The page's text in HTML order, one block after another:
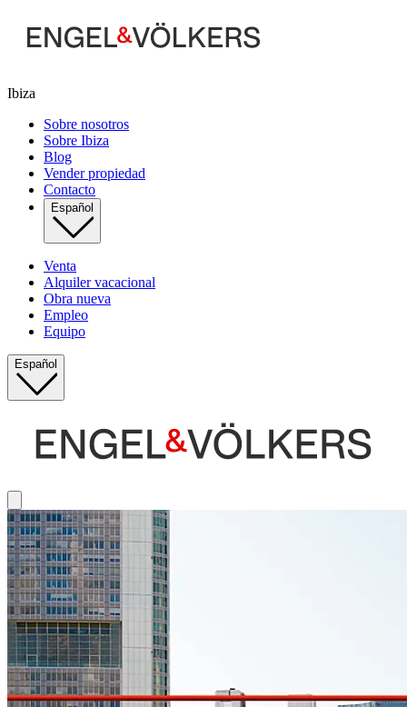
Ibiza
Sobre nosotros
Sobre Ibiza
Blog
Vender propiedad
Contacto
Español
Venta
Alquiler vacacional
Obra nueva
Empleo
Equipo
Español